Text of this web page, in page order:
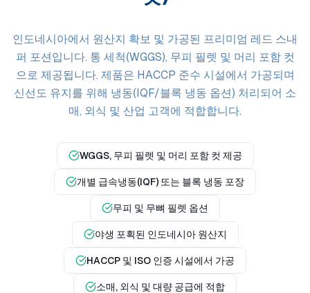
인도네시아에서 원산지 확보 및 가공된 프리미엄 레드 스내
퍼 포션입니다. 통 세척(WGGS), 무피 필렛 및 머리 포함 컷
으로 제공됩니다. 제품은 HACCP 준수 시설에서 가공되며
신선도 유지를 위해 냉동(IQF/블록 냉동 옵션) 처리되어 소
매, 외식 및 산업 고객에 적합합니다.
WGGS, 무피 필렛 및 머리 포함 컷 제공
개별 급속냉동(IQF) 또는 블록 냉동 포장
무피 및 무뼈 필렛 옵션
야생 포획된 인도네시아 원산지
HACCP 및 ISO 인증 시설에서 가공
소매, 외식 및 대량 공급에 적합